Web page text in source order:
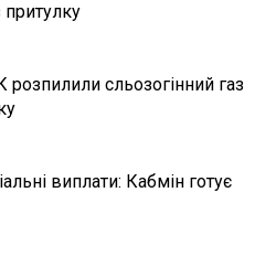
притулку
розпилили сльозогінний газ
виплати: Кабмін готує